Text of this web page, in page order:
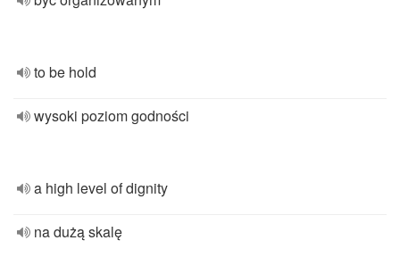
to be hold
wysoki poziom godności
a high level of dignity
na dużą skalę